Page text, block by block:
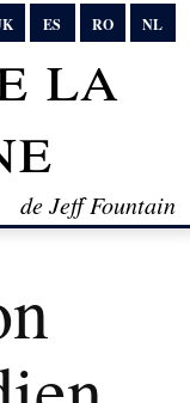
ES RO NL
la
de Jeff Fountain